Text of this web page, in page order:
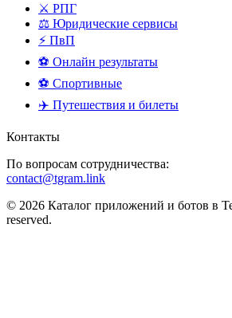
⚔️ РПГ
⚖️ Юридические сервисы
⚡ ПвП
⚽ Онлайн результаты
⚽ Спортивные
✈️ Путешествия и билеты
Контакты
По вопросам сотрудничества:
contact@tgram.link
© 2026 Каталог приложений и ботов в
reserved.